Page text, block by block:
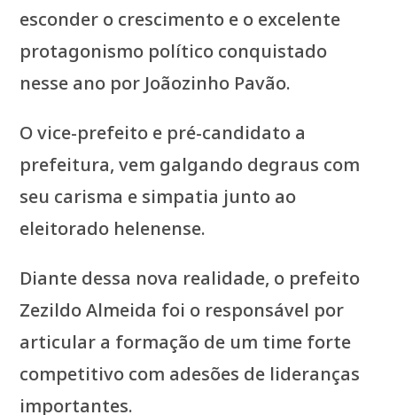
esconder o crescimento e o excelente
protagonismo político conquistado
nesse ano por Joãozinho Pavão.
O vice-prefeito e pré-candidato a
prefeitura, vem galgando degraus com
seu carisma e simpatia junto ao
eleitorado helenense.
Diante dessa nova realidade, o prefeito
Zezildo Almeida foi o responsável por
articular a formação de um time forte
competitivo com adesões de lideranças
importantes.